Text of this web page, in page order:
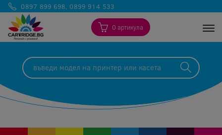
0897 899 698, 0899 914 533
0 артикула